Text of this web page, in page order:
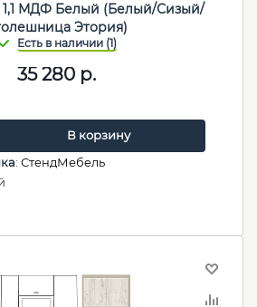
1,1 МДФ Белый (Белый/Сизый/
Этория)
35 280р.
В корзину
: СтендМебель